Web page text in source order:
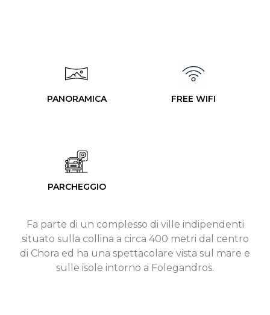
PANORAMICA FREE WIFI
PARCHEGGIO
Fa parte di un complesso di ville indipendenti
situato sulla collina a circa 400 metri dal centro
di Chora ed ha una spettacolare vista sul mare e
sulle isole intorno a Folegandros.